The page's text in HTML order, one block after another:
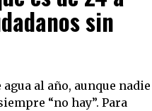
sin
al año, aunque nadie
“no hay”. Para